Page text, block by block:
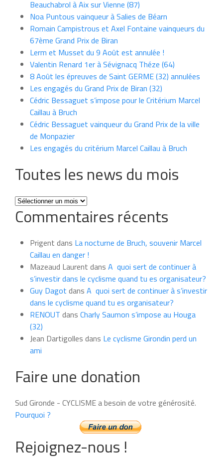
Beauchabrol à Aix sur Vienne (87)
Noa Puntous vainqueur à Salies de Béarn
Romain Campistrous et Axel Fontaine vainqueurs du
67ème Grand Prix de Biran
Lerm et Musset du 9 Août est annulée !
Valentin Renard 1er à Sévignacq Théze (64)
8 Août les épreuves de Saint GERME (32) annulées
Les engagés du Grand Prix de Biran (32)
Cédric Bessaguet s’impose pour le Critérium Marcel
Caillau à Bruch
Cédric Bessaguet vainqueur du Grand Prix de la ville
de Monpazier
Les engagés du critérium Marcel Caillau à Bruch
Toutes les news du mois
Toutes
les
news
mois
Commentaires récents
Prigent dans La nocturne de Bruch, souvenir Marcel
Caillau en danger !
Mazeaud Laurent dans A quoi sert de continuer à
s’investir dans le cyclisme quand tu es organisateur?
Guy Dagot dans A quoi sert de continuer à s’investir
dans le cyclisme quand tu es organisateur?
RENOUT dans Charly Saumon s’impose au Houga
(32)
Jean Dartigolles dans Le cyclisme Girondin perd un
ami
Faire une donation
Sud Gironde - CYCLISME a besoin de votre générosité.
Pourquoi ?
Rejoignez-nous !